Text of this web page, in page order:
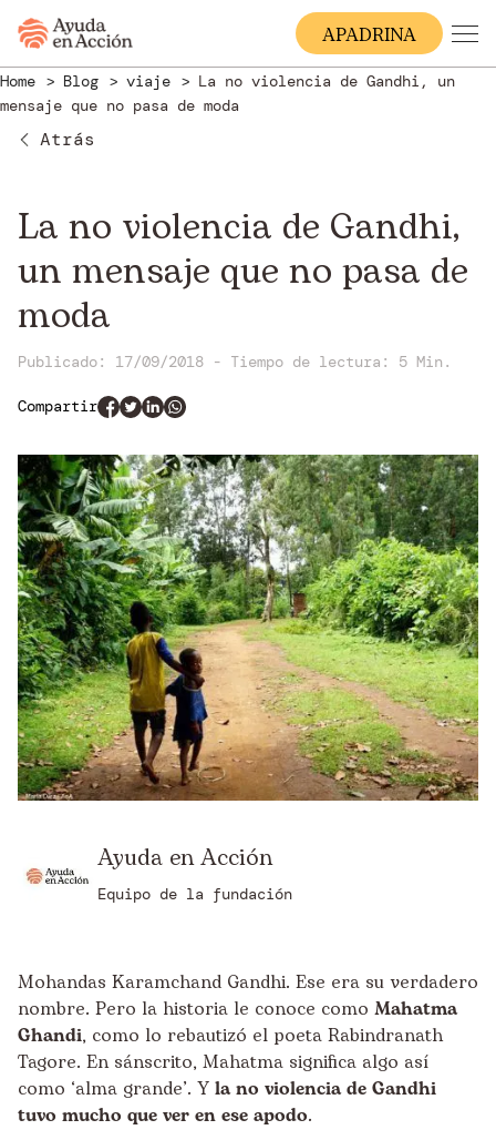
APADRINA
Home Blog viaje
La no violencia de Gandhi, un
mensaje que no pasa de moda
Atrás
La no violencia de Gandhi,
un mensaje que no pasa de
moda
Publicado: 17/09/2018 - Tiempo de lectura: 5 Min.
Compartir
Ayuda en Acción
Equipo de la fundación
Mohandas Karamchand Gandhi. Ese era su verdadero
nombre. Pero la historia le conoce como Mahatma
Ghandi, como lo rebautizó el poeta Rabindranath
Tagore. En sánscrito, Mahatma significa algo así
como ‘alma grande’. Y la no violencia de Gandhi
tuvo mucho que ver en ese apodo.